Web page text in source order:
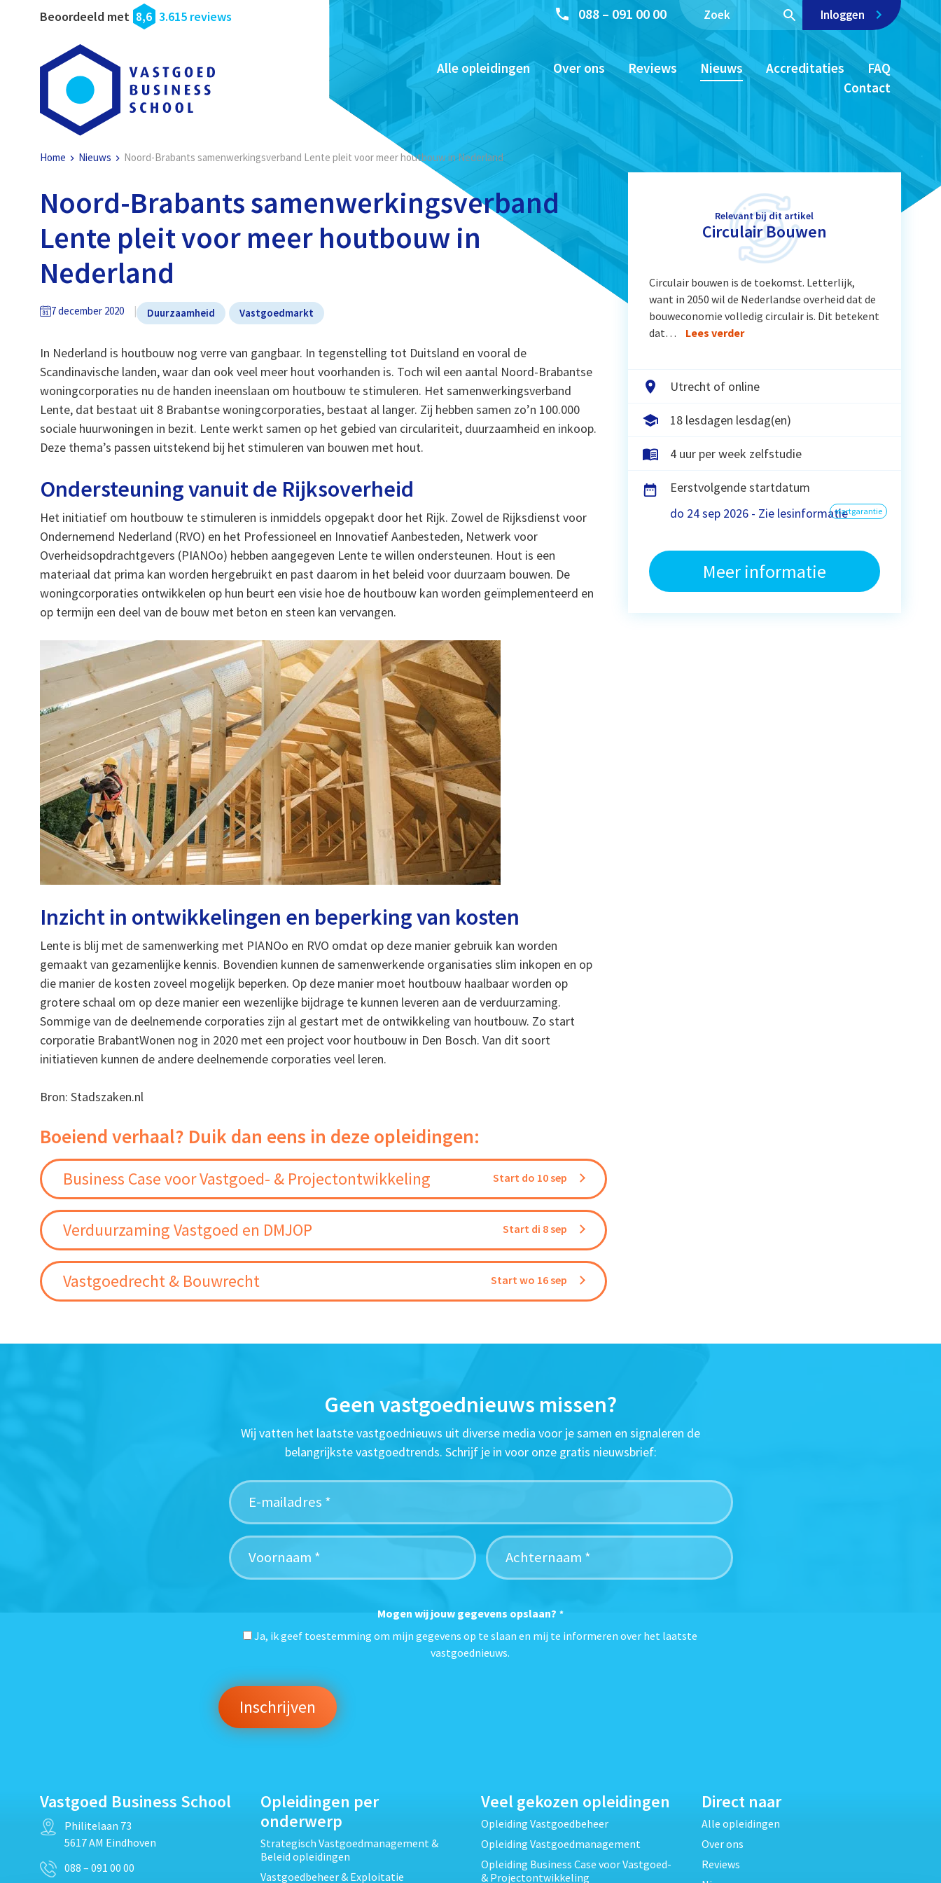
Beoordeeld met 8,6 3.615 reviews 088 – 091 00 00 Inloggen
Alle opleidingen Over ons Reviews Nieuws Accreditaties
FAQ
Contact
Home Nieuws Noord-Brabants samenwerkingsverband Lente pleit voor meer houtbouw in Nederland
Noord-Brabants samenwerkingsverband
Lente pleit voor meer houtbouw in
Nederland
7 december 2020 Duurzaamheid Vastgoedmarkt
In Nederland is houtbouw nog verre van gangbaar. In tegenstelling tot Duitsland en vooral de
Scandinavische landen, waar dan ook veel meer hout voorhanden is. Toch wil een aantal Noord-Brabantse
woningcorporaties nu de handen ineenslaan om houtbouw te stimuleren. Het samenwerkingsverband
Lente, dat bestaat uit 8 Brabantse woningcorporaties, bestaat al langer. Zij hebben samen zo’n 100.000
sociale huurwoningen in bezit. Lente werkt samen op het gebied van circulariteit, duurzaamheid en inkoop.
Deze thema’s passen uitstekend bij het stimuleren van bouwen met hout.
Ondersteuning vanuit de Rijksoverheid
Het initiatief om houtbouw te stimuleren is inmiddels opgepakt door het Rijk. Zowel de Rijksdienst voor
Ondernemend Nederland (RVO) en het Professioneel en Innovatief Aanbesteden, Netwerk voor
Overheidsopdrachtgevers (PIANOo) hebben aangegeven Lente te willen ondersteunen. Hout is een
materiaal dat prima kan worden hergebruikt en past daarom in het beleid voor duurzaam bouwen. De
woningcorporaties ontwikkelen op hun beurt een visie hoe de houtbouw kan worden geïmplementeerd en
op termijn een deel van de bouw met beton en steen kan vervangen.
Inzicht in ontwikkelingen en beperking van kosten
Lente is blij met de samenwerking met PIANOo en RVO omdat op deze manier gebruik kan worden
gemaakt van gezamenlijke kennis. Bovendien kunnen de samenwerkende organisaties slim inkopen en op
die manier de kosten zoveel mogelijk beperken. Op deze manier moet houtbouw haalbaar worden op
grotere schaal om op deze manier een wezenlijke bijdrage te kunnen leveren aan de verduurzaming.
Sommige van de deelnemende corporaties zijn al gestart met de ontwikkeling van houtbouw. Zo start
corporatie BrabantWonen nog in 2020 met een project voor houtbouw in Den Bosch. Van dit soort
initiatieven kunnen de andere deelnemende corporaties veel leren.
Bron: Stadszaken.nl
Boeiend verhaal? Duik dan eens in deze opleidingen:
Business Case voor Vastgoed- & Projectontwikkeling Start do 10 sep
Verduurzaming Vastgoed en DMJOP Start di 8 sep
Vastgoedrecht & Bouwrecht Start wo 16 sep
Relevant bij dit artikel
Circulair Bouwen
Circulair bouwen is de toekomst. Letterlijk,
want in 2050 wil de Nederlandse overheid dat de
bouweconomie volledig circulair is. Dit betekent
dat…
Lees verder
Utrecht of online
18 lesdagen lesdag(en)
4 uur per week zelfstudie
Eerstvolgende startdatum
do 24 sep 2026 - Zie lesinformatiestartgarantie
Meer informatie
Geen vastgoednieuws missen?
Wij vatten het laatste vastgoednieuws uit diverse media voor je samen en signaleren de
belangrijkste vastgoedtrends. Schrijf je in voor onze gratis nieuwsbrief:
Mogen wij jouw gegevens opslaan? *
Ja, ik geef toestemming om mijn gegevens op te slaan en mij te informeren over het laatste
vastgoednieuws.
Vastgoed Business School
Philitelaan 73
5617 AM Eindhoven
088 – 091 00 00
Opleidingen per
onderwerp
Strategisch Vastgoedmanagement &
Beleid opleidingen
Vastgoedbeheer & Exploitatie
Veel gekozen opleidingen
Opleiding Vastgoedbeheer
Opleiding Vastgoedmanagement
Opleiding Business Case voor Vastgoed-
& Projectontwikkeling
Direct naar
Alle opleidingen
Over ons
Reviews